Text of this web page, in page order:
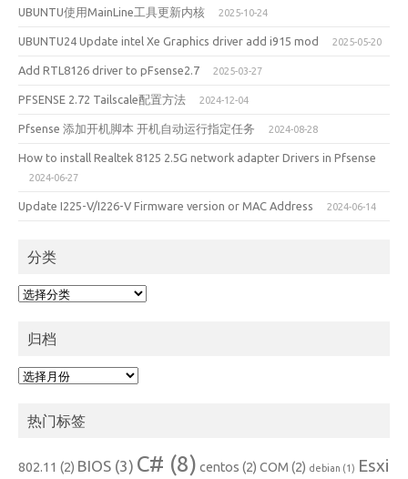
UBUNTU使用MainLine工具更新内核 2025-10-24
UBUNTU24 Update intel Xe Graphics driver add i915 mod 2025-05-20
Add RTL8126 driver to pFsense2.7 2025-03-27
PFSENSE 2.72 Tailscale配置方法 2024-12-04
Pfsense 添加开机脚本 开机自动运行指定任务 2024-08-28
How to install Realtek 8125 2.5G network adapter Drivers in Pfsense
2024-06-27
Update I225-V/I226-V Firmware version or MAC Address 2024-06-14
分类
分
归档
归
热门标签
802.11 (2) BIOS (3) C# (8) centos (2) COM (2) debian (1) Esxi